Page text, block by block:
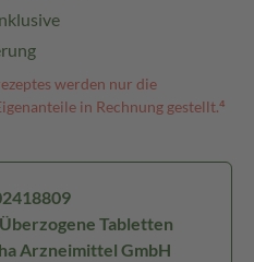
werden nur die
in Rechnung gestellt.⁴
Tabletten
Arzneimittel GmbH